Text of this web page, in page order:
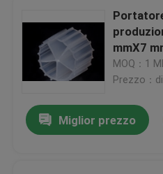
mmX7
MOQ：1
Prezzo：
Miglior prezzo